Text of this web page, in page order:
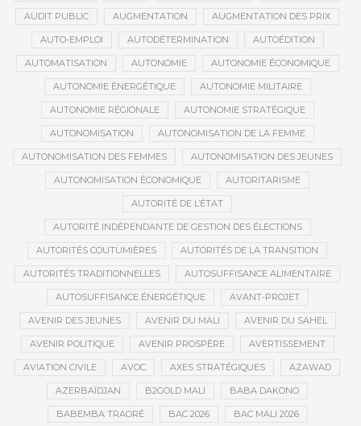
AUDIT PUBLIC AUGMENTATION AUGMENTATION DES PRIX
AUTO-EMPLOI AUTODÉTERMINATION AUTOÉDITION
AUTOMATISATION AUTONOMIE AUTONOMIE ÉCONOMIQUE
AUTONOMIE ÉNERGÉTIQUE AUTONOMIE MILITAIRE
AUTONOMIE RÉGIONALE AUTONOMIE STRATÉGIQUE
AUTONOMISATION AUTONOMISATION DE LA FEMME
AUTONOMISATION DES FEMMES AUTONOMISATION DES JEUNES
AUTONOMISATION ÉCONOMIQUE AUTORITARISME
AUTORITÉ DE L’ÉTAT
AUTORITÉ INDÉPENDANTE DE GESTION DES ÉLECTIONS
AUTORITÉS COUTUMIÈRES AUTORITÉS DE LA TRANSITION
AUTORITÉS TRADITIONNELLES AUTOSUFFISANCE ALIMENTAIRE
AUTOSUFFISANCE ÉNERGÉTIQUE AVANT-PROJET
AVENIR DES JEUNES AVENIR DU MALI AVENIR DU SAHEL
AVENIR POLITIQUE AVENIR PROSPÈRE AVERTISSEMENT
AVIATION CIVILE AVOC AXES STRATÉGIQUES AZAWAD
AZERBAÏDJAN B2GOLD MALI BABA DAKONO
BABEMBA TRAORÉ BAC 2026 BAC MALI 2026